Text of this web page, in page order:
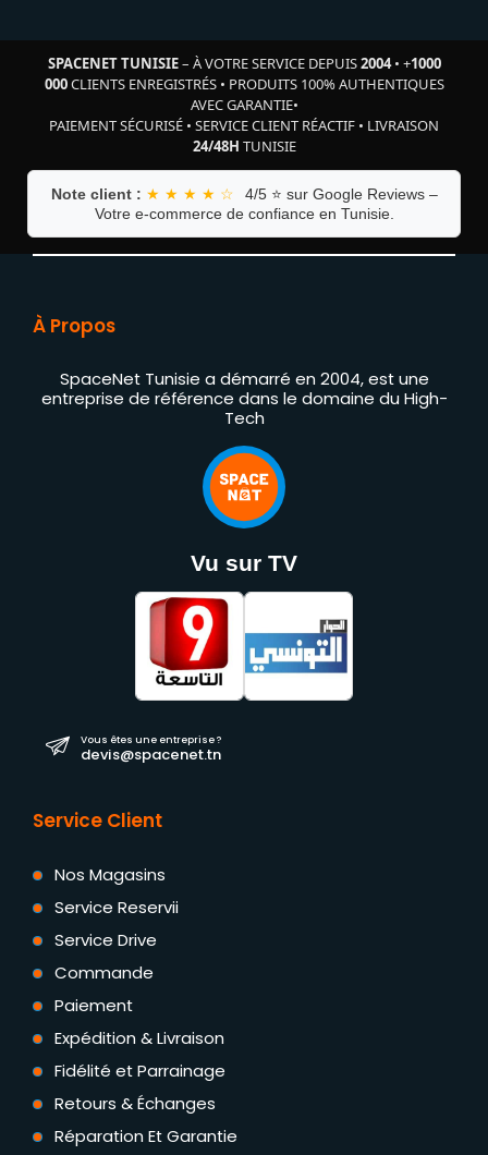
SPACENET TUNISIE– À VOTRE SERVICE DEPUIS2004• +1000
000CLIENTS ENREGISTRÉS• PRODUITS 100% AUTHENTIQUES
AVEC GARANTIE•
PAIEMENT SÉCURISÉ • SERVICE CLIENT RÉACTIF • LIVRAISON
24/48H TUNISIE
Note client : ★ ★ ★ ★ ☆
4/5 ⭐ sur Google Reviews –
Votre e-commerce de confiance en Tunisie.
À Propos
SpaceNet Tunisie a démarré en 2004, est une
entreprise de référence dans le domaine du High-
Tech
Vu sur TV
Vous êtes une entreprise ?
devis@spacenet.tn
Service Client
Nos Magasins
Service Reservii
Service Drive
Commande
Paiement
Expédition & Livraison
Fidélité et Parrainage
Retours & Échanges
Réparation Et Garantie